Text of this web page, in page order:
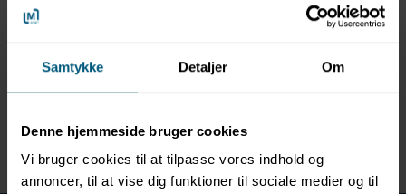
Samtykke Detaljer Om
Denne hjemmeside bruger cookies
Vi bruger cookies til at tilpasse vores indhold og
annoncer, til at vise dig funktioner til sociale medier og til